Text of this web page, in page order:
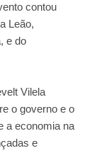
contou
Leão,
e do
Vilela
o governo e o
a economia na
e